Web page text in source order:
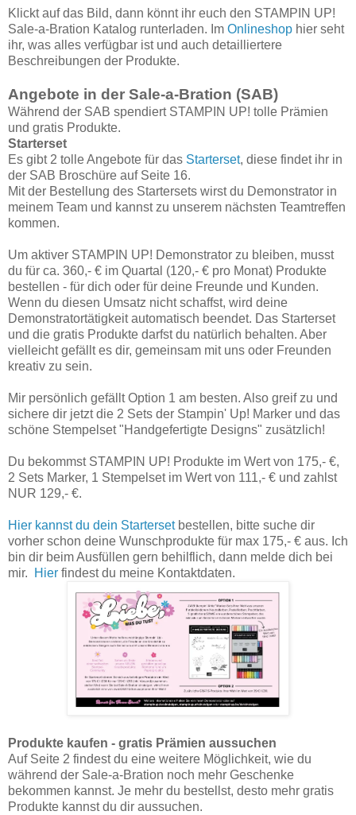
Klickt auf das Bild, dann könnt ihr euch den STAMPIN UP!
Sale-a-Bration Katalog runterladen. Im Onlineshop hier seht
ihr, was alles verfügbar ist und auch detailliertere
Beschreibungen der Produkte.
Angebote in der Sale-a-Bration (SAB)
Während der SAB spendiert STAMPIN UP! tolle Prämien
und gratis Produkte.
Starterset
Es gibt 2 tolle Angebote für das Starterset, diese findet ihr in
der SAB Broschüre auf Seite 16.
Mit der Bestellung des Startersets wirst du Demonstrator in
meinem Team und kannst zu unserem nächsten Teamtreffen
kommen.
Um aktiver STAMPIN UP! Demonstrator zu bleiben, musst
du für ca. 360,- € im Quartal (120,- € pro Monat) Produkte
bestellen - für dich oder für deine Freunde und Kunden.
Wenn du diesen Umsatz nicht schaffst, wird deine
Demonstratortätigkeit automatisch beendet. Das Starterset
und die gratis Produkte darfst du natürlich behalten. Aber
vielleicht gefällt es dir, gemeinsam mit uns oder Freunden
kreativ zu sein.
Mir persönlich gefällt Option 1 am besten. Also greif zu und
sichere dir jetzt die 2 Sets der Stampin' Up! Marker und das
schöne Stempelset "Handgefertigte Designs" zusätzlich!
Du bekommst STAMPIN UP! Produkte im Wert von 175,- €,
2 Sets Marker, 1 Stempelset im Wert von 111,- € und zahlst
NUR 129,- €.
Hier kannst du dein Startersetbestellen, bitte suche dir
vorher schon deine Wunschprodukte für max 175,- € aus. Ich
bin dir beim Ausfüllen gern behilflich, dann melde dich bei
mir.
Hier findest du meine Kontaktdaten.
Produkte kaufen - gratis Prämien aussuchen
Auf Seite 2 findest du eine weitere Möglichkeit, wie du
während der Sale-a-Bration noch mehr Geschenke
bekommen kannst. Je mehr du bestellst, desto mehr gratis
Produkte kannst du dir aussuchen.